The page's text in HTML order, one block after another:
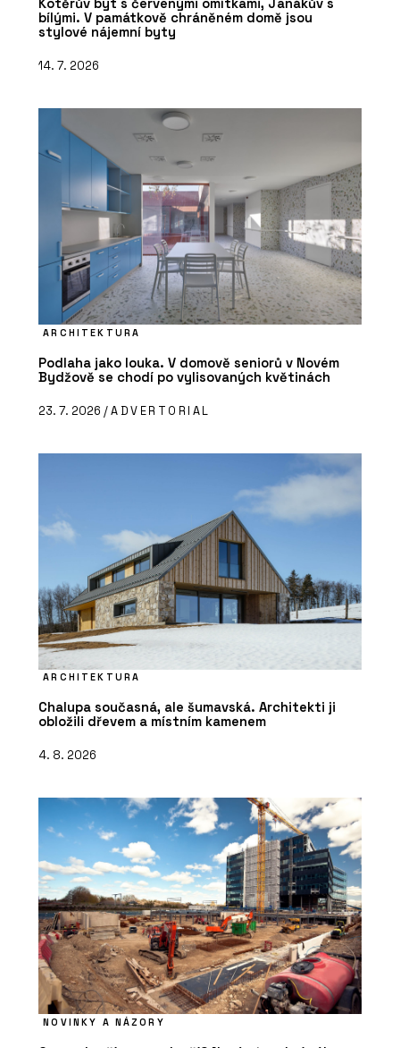
bílými. V památkově chráněném domě jsou
stylové nájemní byty
14. 7. 2026
ARCHITEKTURA
Podlaha jako louka. V domově seniorů v Novém
Bydžově se chodí po vylisovaných květinách
23. 7. 2026 /ADVERTORIAL
ARCHITEKTURA
Chalupa současná, ale šumavská. Architekti ji
obložili dřevem a místním kamenem
4. 8. 2026
NOVINKY A NÁZORY